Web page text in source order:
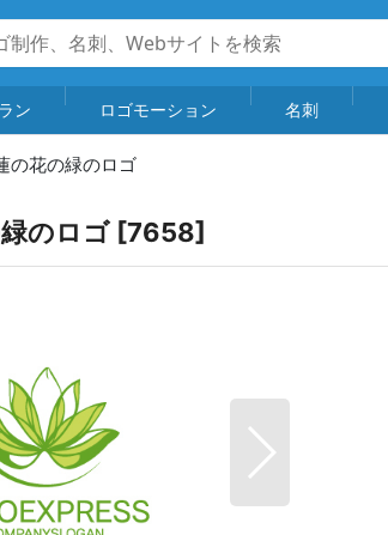
ン ロゴモーション 名刺
の花の緑のロゴ
のロゴ [7658]